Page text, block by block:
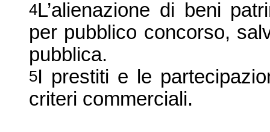
4L’alienazione di beni
per pubblico concorso,
pubblica.
5I prestiti e le
criteri commerciali.